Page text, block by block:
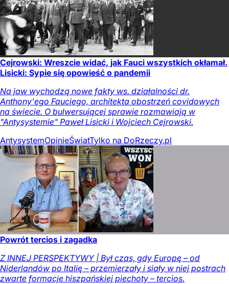
Cejrowski: Wreszcie widać, jak Fauci wszystkich okłamał.
Lisicki: Sypie się opowieść o pandemii
Na jaw wychodzą nowe fakty ws. działalności dr.
Anthony'ego Fauciego, architekta obostrzeń covidowych
na świecie. O bulwersującej sprawie rozmawiają w
"Antysystemie" Paweł Lisicki i Wojciech Cejrowski.
AntysystemOpinieŚwiatTylko na DoRzeczy.pl
Powrót tercios i zagadka
Z INNEJ PERSPEKTYWY | Był czas, gdy Europę – od
Niderlandów po Italię – przemierzały i siały w niej postrach
zwarte formacje hiszpańskiej piechoty – tercios.